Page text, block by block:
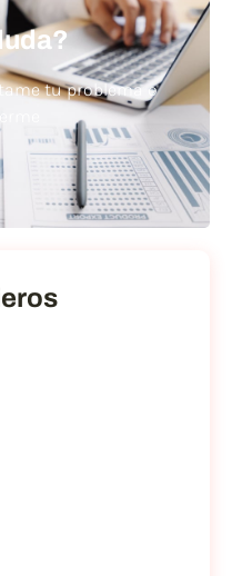
tu problema o